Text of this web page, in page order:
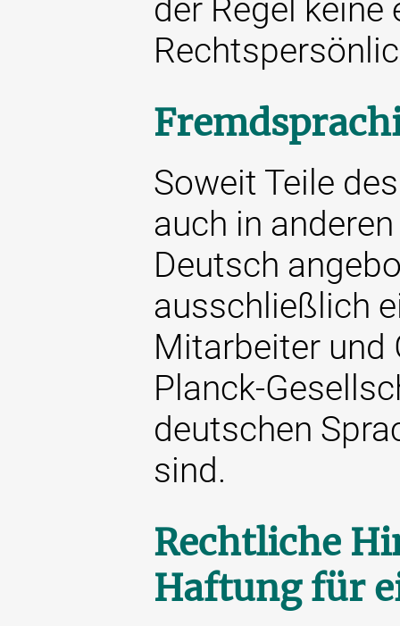
der Regel keine
Soweit Teile
auch in
Deutsch
ausschließlich
Mitarbeiter und
Planck-
deutschen
sind.
Rechtliche
Haftung für